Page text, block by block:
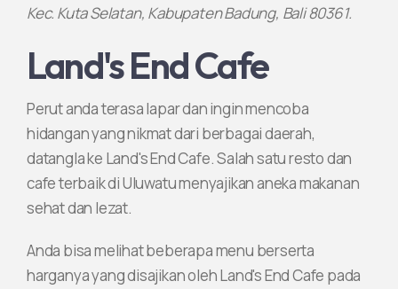
Kec. Kuta Selatan, Kabupaten Badung, Bali 80361.
Land's End Cafe
Perut anda terasa lapar dan ingin mencoba
hidangan yang nikmat dari berbagai daerah,
datangla ke Land's End Cafe. Salah satu resto dan
cafe terbaik di Uluwatu menyajikan aneka makanan
sehat dan lezat.
Anda bisa melihat beberapa menu berserta
harganya yang disajikan oleh Land's End Cafe pada